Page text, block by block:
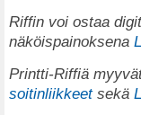
Riffin voi ostaa
näköispainoksena
Printti-Riffiä
soitinliikkeet sekä